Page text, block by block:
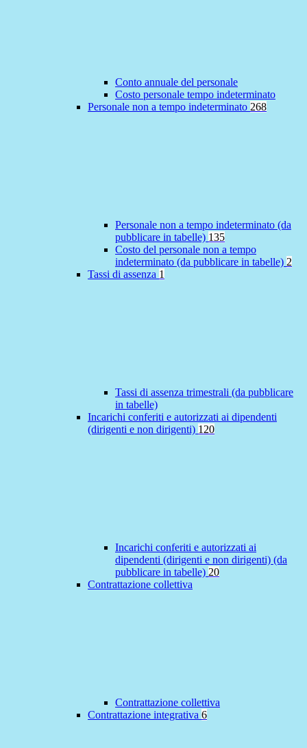
Conto annuale del personale
Costo personale tempo indeterminato
Personale non a tempo indeterminato 268
Personale non a tempo indeterminato (da
pubblicare in tabelle) 135
Costo del personale non a tempo
indeterminato (da pubblicare in tabelle) 2
Tassi di assenza 1
Tassi di assenza trimestrali (da pubblicare
in tabelle)
Incarichi conferiti e autorizzati ai dipendenti
(dirigenti e non dirigenti) 120
Incarichi conferiti e autorizzati ai
dipendenti (dirigenti e non dirigenti) (da
pubblicare in tabelle) 20
Contrattazione collettiva
Contrattazione collettiva
Contrattazione integrativa 6